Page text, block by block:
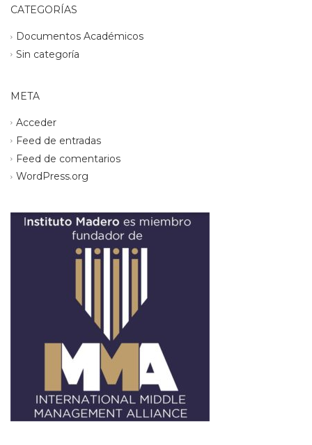
CATEGORÍAS
Documentos Académicos
Sin categoría
META
Acceder
Feed de entradas
Feed de comentarios
WordPress.org